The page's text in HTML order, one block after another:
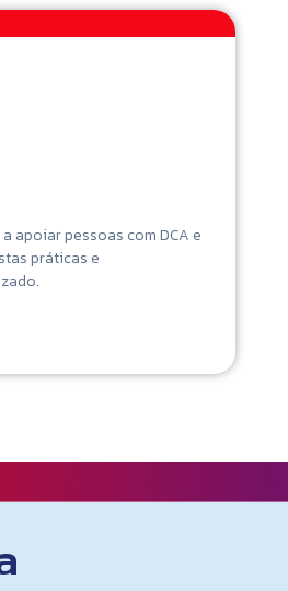
apoiar pessoas com DCA e
práticas e